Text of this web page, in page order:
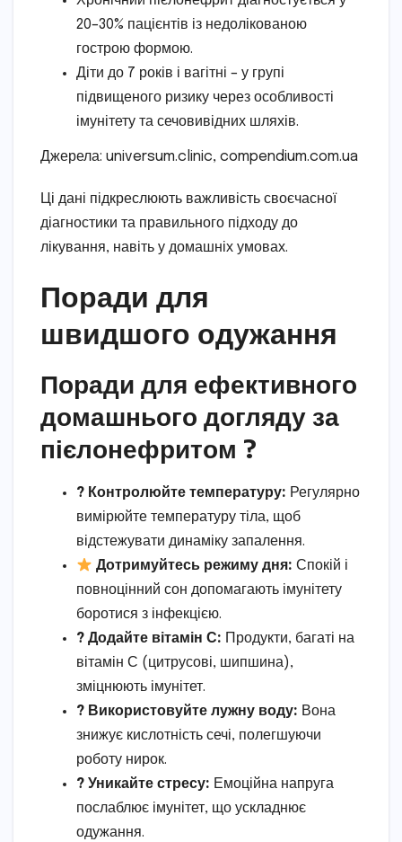
20–30% пацієнтів із недолікованою
гострою формою.
Діти до 7 років і вагітні – у групі
підвищеного ризику через особливості
імунітету та сечовивідних шляхів.
Джерела: universum.clinic, compendium.com.ua
Ці дані підкреслюють важливість своєчасної
діагностики та правильного підходу до
лікування, навіть у домашніх умовах.
Поради для
швидшого одужання
Поради для ефективного
домашнього догляду за
пієлонефритом ?
? Контролюйте температуру: Регулярно
вимірюйте температуру тіла, щоб
відстежувати динаміку запалення.
Дотримуйтесь режиму дня: Спокій і
повноцінний сон допомагають імунітету
боротися з інфекцією.
? Додайте вітамін С: Продукти, багаті на
вітамін С (цитрусові, шипшина),
зміцнюють імунітет.
? Використовуйте лужну воду: Вона
знижує кислотність сечі, полегшуючи
роботу нирок.
? Уникайте стресу: Емоційна напруга
послаблює імунітет, що ускладнює
одужання.